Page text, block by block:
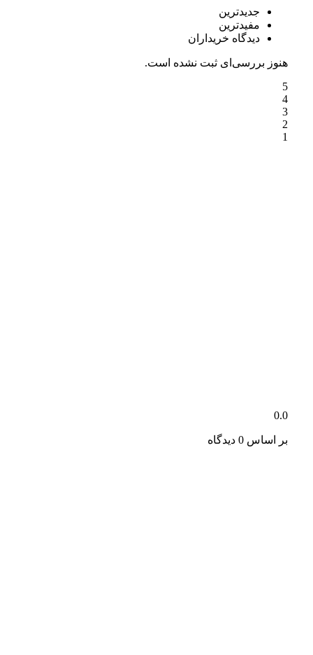
جدیدترین
مفیدترین
دیدگاه خریداران
هنوز بررسی‌ای ثبت نشده است.
5
4
3
2
1
0.0
بر اساس 0 دیدگاه